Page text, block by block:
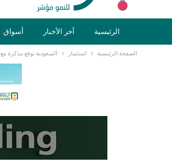
الرئيسية آخر الأخبار أسواق
الصفحة الرئيسية استثمار السعودية توقع مذكرة مع CMA CGM الفرنسية لبحث الفرص الاستثمارية